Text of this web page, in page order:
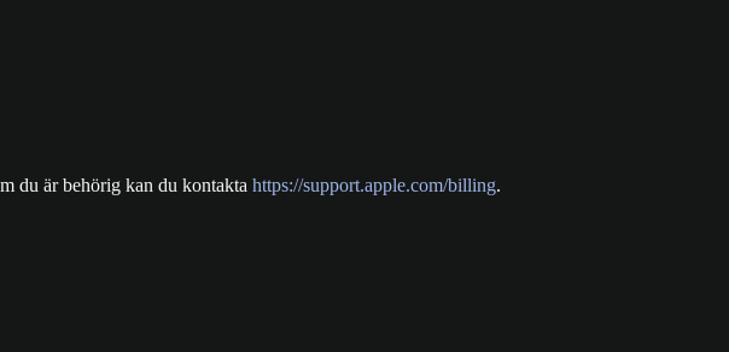
du är behörig kan du kontakta https://support.apple.com/billing.